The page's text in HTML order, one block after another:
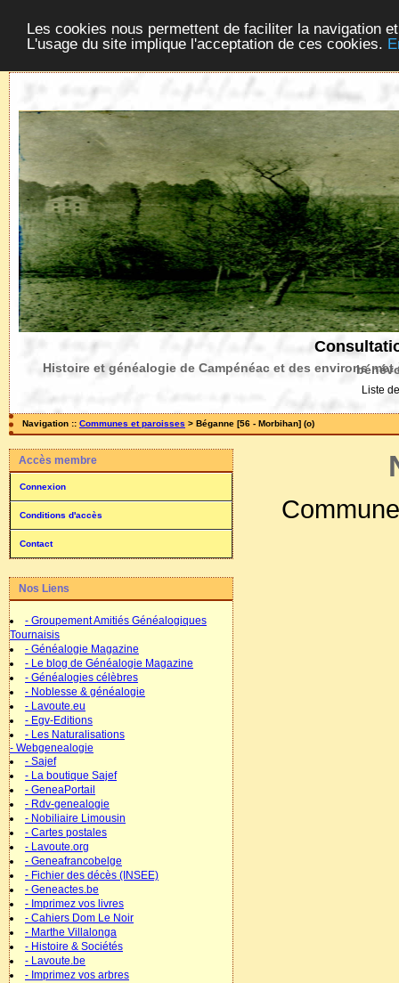
Les cookies nous permettent de faciliter la navigation
L'usage du site implique l'acceptation de ces cookies.
Histoire et généalogie de
Liste
Navigation :: Communes et paroisses > Béganne [56 - Morbihan] (o)
Accès membre
Connexion
Conditions d'accès
Contact
Nos Liens
- Groupement Amitiés Généalogiques
Tournaisis
- Généalogie Magazine
- Le blog de Généalogie Magazine
- Généalogies célèbres
- Noblesse & généalogie
- Lavoute.eu
- Egv-Editions
- Les Naturalisations
- Webgenealogie
- Sajef
- La boutique Sajef
- GeneaPortail
- Rdv-genealogie
- Nobiliaire Limousin
- Cartes postales
- Lavoute.org
- Geneafrancobelge
- Fichier des décès (INSEE)
- Geneactes.be
- Imprimez vos livres
- Cahiers Dom Le Noir
- Marthe Villalonga
- Histoire & Sociétés
- Lavoute.be
- Imprimez vos arbres